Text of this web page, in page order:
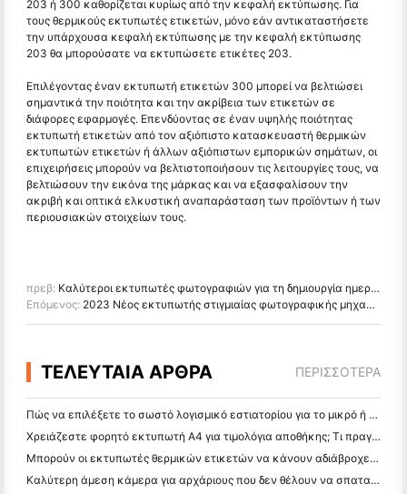
203 ή 300 καθορίζεται κυρίως από την κεφαλή εκτύπωσης. Για
τους θερμικούς εκτυπωτές ετικετών, μόνο εάν αντικαταστήσετε
την υπάρχουσα κεφαλή εκτύπωσης με την κεφαλή εκτύπωσης
203 θα μπορούσατε να εκτυπώσετε ετικέτες 203.
Επιλέγοντας έναν εκτυπωτή ετικετών 300 μπορεί να βελτιώσει
σημαντικά την ποιότητα και την ακρίβεια των ετικετών σε
διάφορες εφαρμογές. Επενδύοντας σε έναν υψηλής ποιότητας
εκτυπωτή ετικετών από τον αξιόπιστο κατασκευαστή θερμικών
εκτυπωτών ετικετών ή άλλων αξιόπιστων εμπορικών σημάτων, οι
επιχειρήσεις μπορούν να βελτιστοποιήσουν τις λειτουργίες τους, να
βελτιώσουν την εικόνα της μάρκας και να εξασφαλίσουν την
ακριβή και οπτικά ελκυστική αναπαράσταση των προϊόντων ή των
περιουσιακών στοιχείων τους.
πρεβ: Καλύτεροι εκτυπωτές φωτογραφιών για τη δημιουργία ημερολογίου φωτογραφιών και το Scrapbooking
Επόμενος: 2023 Νέος εκτυπωτής στιγμιαίας φωτογραφικής μηχανής Ζ1
ΤΕΛΕΥΤΑΙΑ ΑΡΘΡΑ ΠΕΡΙΣΣΌΤΕΡΑ
Πώς να επιλέξετε το σωστό λογισμικό εστιατορίου για το μικρό ή μεσαίο σας εστιατόριο
Χρειάζεστε φορητό εκτυπωτή A4 για τιμολόγια αποθήκης; Τι πραγματικά λειτουργεί
Μπορούν οι εκτυπωτές θερμικών ετικετών να κάνουν αδιάβροχες ετικέτες για προϊόντα μικρών επιχειρήσεων;
Καλύτερη άμεση κάμερα για αρχάριους που δεν θέλουν να σπαταλήσουν χαρτί